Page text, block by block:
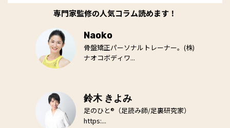
専門家監修の人気コラム読めます！
Naoko
骨盤矯正パーソナルトレーナー。(株)
ナオコボディワ...
鈴木 きよみ
足のひと®（足読み師/足裏研究家）
https:...